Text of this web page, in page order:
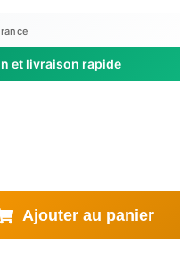
et livraison rapide
Ajouter au panier